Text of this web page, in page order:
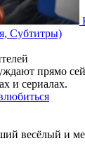
Субтитры)
прямо
и сериалах.
весёлый и